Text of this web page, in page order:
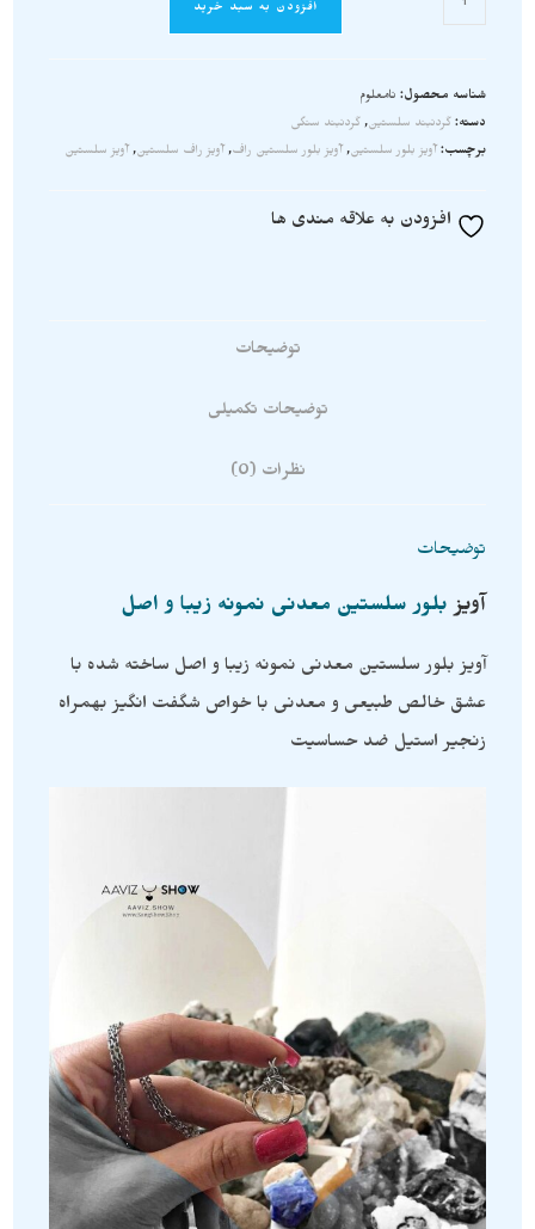
افزودن به سبد خرید
شناسه محصول: نامعلوم
دسته: گردنبند سلستین, گردنبند سنگی
برچسب: آویز بلور سلستین, آویز بلور سلستین راف, آویز راف سلستین, آویز سلستین
افزودن به علاقه مندی ها
توضیحات
توضیحات تکمیلی
نظرات (0)
توضیحات
آویزبلور سلستین معدنی نمونه زیبا و اصل
آویز بلور سلستین معدنی نمونه زیبا و اصل ساخته شده با
عشق خالص طبیعی و معدنی با خواص شگفت انگیز بهمراه
زنجیر استیل ضد حساسیت